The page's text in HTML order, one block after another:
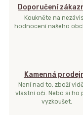
Doporučení
Koukněte na
hodnocení našeho
Kamenná
Není nad to, zboží
vlastní oči. Nebo si ho
vyzkoušet.